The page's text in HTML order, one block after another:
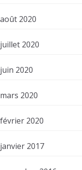
août 2020
juillet 2020
juin 2020
mars 2020
février 2020
janvier 2017